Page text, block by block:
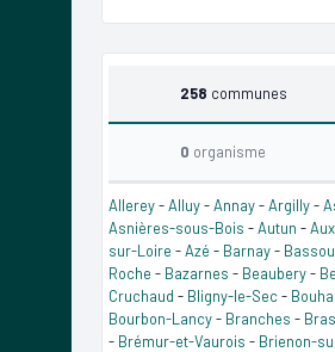
258 communes
0 organisme
Allerey-Alluy-Annay-Argilly-
Asnières-sous-Bois -Autun -
sur-Loire -Azé - Barnay- Bassou
Roche - Bazarnes - Beaubery-
Cruchaud - Bligny-le-Sec -
Bourbon-Lancy- Branches -
- Brémur-et-Vaurois - Brienon-